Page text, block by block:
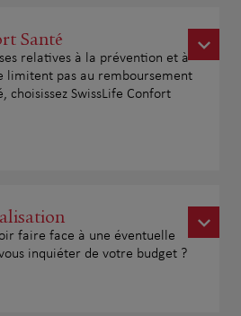
Santé
relatives à la prévention et à
limitent pas au remboursement
choisissez SwissLife Confort
faire face à une éventuelle
inquiéter de votre budget ?